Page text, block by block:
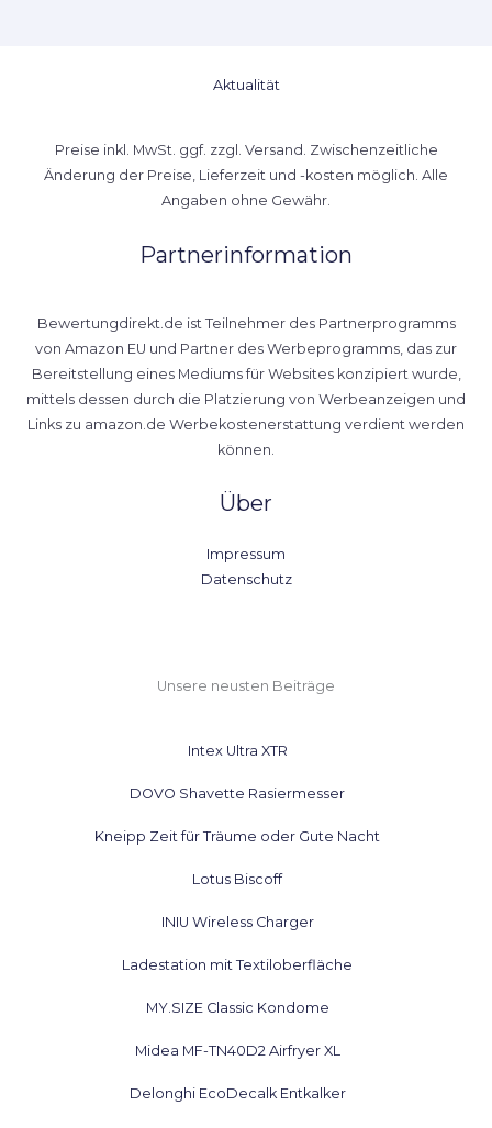
Aktualität
Preise inkl. MwSt. ggf. zzgl. Versand. Zwischenzeitliche
Änderung der Preise, Lieferzeit und -kosten möglich. Alle
Angaben ohne Gewähr.
Partnerinformation
Bewertungdirekt.de ist Teilnehmer des Partnerprogramms
von Amazon EU und Partner des Werbeprogramms, das zur
Bereitstellung eines Mediums für Websites konzipiert wurde,
mittels dessen durch die Platzierung von Werbeanzeigen und
Links zu amazon.de Werbekostenerstattung verdient werden
können.
Über
Impressum
Datenschutz
Unsere neusten Beiträge
Intex Ultra XTR
DOVO Shavette Rasiermesser
Kneipp Zeit für Träume oder Gute Nacht
Lotus Biscoff
INIU Wireless Charger
Ladestation mit Textiloberfläche
MY.SIZE Classic Kondome
Midea MF-TN40D2 Airfryer XL
Delonghi EcoDecalk Entkalker